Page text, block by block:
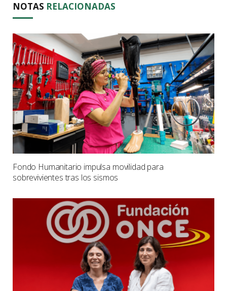
NOTAS RELACIONADAS
Fondo Humanitario impulsa movilidad para
sobrevivientes tras los sismos